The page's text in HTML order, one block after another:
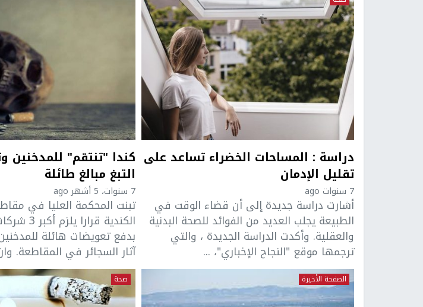
دراسة : المساحات الخضراء تساعد على
تقليل الإدمان
7 سنوات ago
أشارت دراسة جديدة إلى أن قضاء الوقت في
الطبيعة يجلب العديد من الفوائد للصحة البدنية
والعقلية. وأكدت الدراسة الجديدة ، والتي
ترجمها موقع "النجاح الإخباري"، ...
كندا "تنتقم" للمدخنين
التبغ مبالغ طائلة
7 سنوات، 5 أشهر ago
تبنت المحكمة العليا في
الكندية
بدفع تعويضات هائلة
آثار السجائر في المقاطعة.
الصفحة الأخيرة صحة